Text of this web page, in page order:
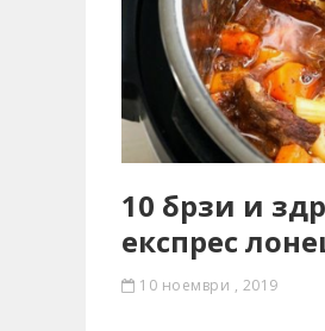
10 брзи и
експрес
10 ноември , 2019